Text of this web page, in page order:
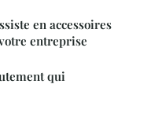
en accessoires
entreprise
qui